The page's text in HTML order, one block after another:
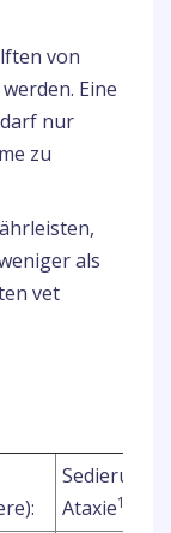
von
Eine
nur
zu
als
vet
Sedierung
Ataxie1